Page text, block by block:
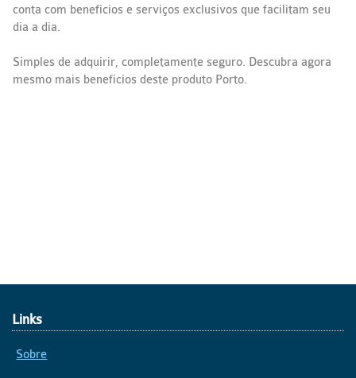
conta com benefícios e serviços exclusivos que facilitam seu
dia a dia.
Simples de adquirir, completamente seguro. Descubra agora
mesmo mais benefícios deste produto Porto.
Links
Sobre